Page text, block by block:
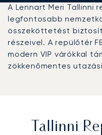
A Lennart Meri Tallinni
legfontosabb
összeköttetést biztosít
részeivel. A repülőtér
modern VIP várókkal
zökkenőmentes
Tallinni